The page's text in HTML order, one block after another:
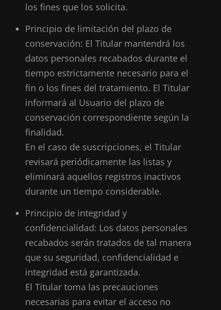
los fines que los solicita.
Principio de limitación del plazo de
conservación: El Titular mantendrá los
datos personales recabados durante el
tiempo estrictamente necesario para el
fin o los fines del tratamiento. El Titular
informará al Usuario del plazo de
conservación correspondiente según la
finalidad.
En el caso de suscripciones, el Titular
revisará periódicamente las listas y
eliminará aquellos registros inactivos
durante un tiempo considerable.
Principio de integridad y
confidencialidad: Los datos personales
recabados serán tratados de tal manera
que su seguridad, confidencialidad e
integridad está garantizada.
El Titular toma las precauciones
necesarias para evitar el acceso no